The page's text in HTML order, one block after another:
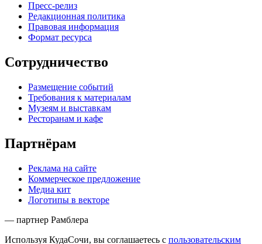
Пресс-релиз
Редакционная политика
Правовая информация
Формат ресурса
Сотрудничество
Размещение событий
Требования к материалам
Музеям и выставкам
Ресторанам и кафе
Партнёрам
Реклама на сайте
Коммерческое предложение
Медиа кит
Логотипы в векторе
— партнер Рамблера
Используя КудаСочи, вы соглашаетесь с пользовательским